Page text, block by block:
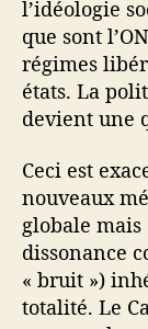
l’idéologie
que sont
régimes
états. La
devient une
Ceci est
nouveaux
globale
dissonance
« bruit »)
totalité. Le